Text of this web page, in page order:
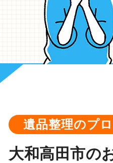
遺品整理のプロ
大和高田市の